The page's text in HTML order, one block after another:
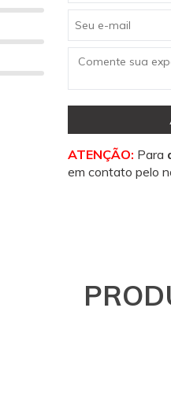
ATENÇÃO: Para
em contato pelo